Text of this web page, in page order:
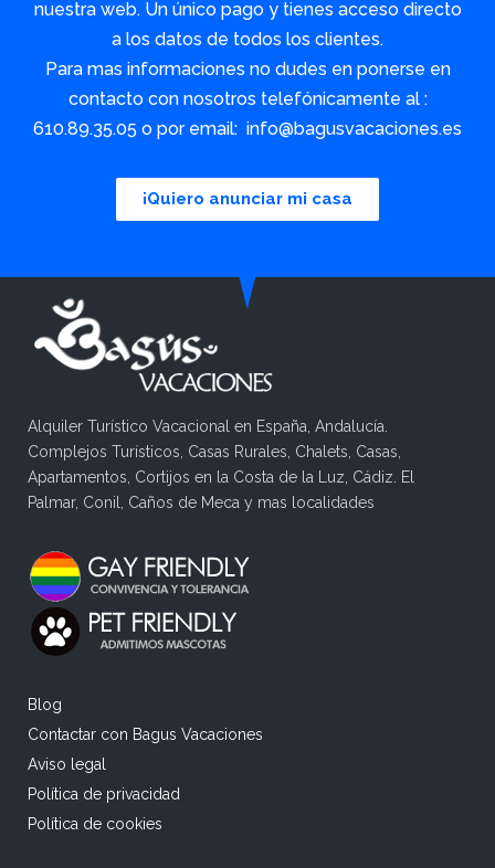
nuestra web. Un único pago y tienes acceso directo
a los datos de todos los clientes.
Para mas informaciones no dudes en ponerse en
contacto con nosotros telefónicamente al :
610.89.35.05 o por email: info@bagusvacaciones.es
¡Quiero anunciar mi casa
Alquiler Turístico Vacacional en España, Andalucía.
Complejos Turísticos, Casas Rurales, Chalets, Casas,
Apartamentos, Cortijos en la Costa de la Luz, Cádiz. El
Palmar, Conil, Caños de Meca y mas localidades
Blog
Contactar con Bagus Vacaciones
Aviso legal
Política de privacidad
Política de cookies